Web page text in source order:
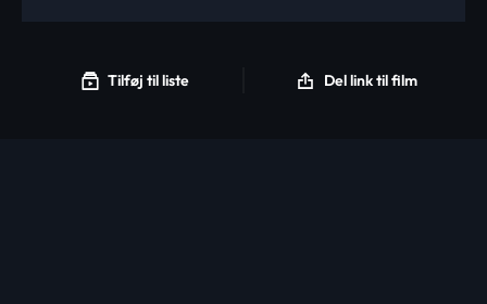
Tilføj til liste Del link til film